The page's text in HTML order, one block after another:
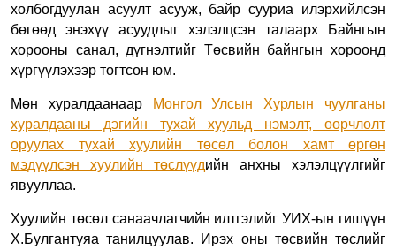
холбогдуулан асуулт асууж, байр сууриа илэрхийлсэн
бөгөөд энэхүү асуудлыг хэлэлцсэн талаарх Байнгын
хорооны санал, дүгнэлтийг Төсвийн байнгын хороонд
хүргүүлэхээр тогтсон юм.
Мөн хуралдаанаар
Монгол Улсын Хурлын чуулганы
хуралдааны дэгийн тухай хуульд нэмэлт, өөрчлөлт
оруулах тухай хуулийн төсөл болон хамт өргөн
мэдүүлсэн хуулийн төслүүдийн анхны хэлэлцүүлгийг
явууллаа.
Хуулийн төсөл санаачлагчийн илтгэлийг УИХ-ын гишүүн
Х.Булгантуяа танилцуулав. Ирэх оны төсвийн төслийг